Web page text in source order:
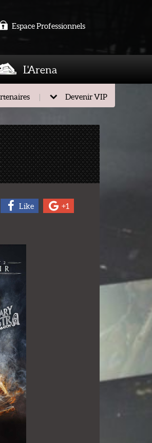
Espace Professionnels
L'Arena
Devenir VIP
Like +1